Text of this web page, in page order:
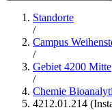
Standorte
/
Campus
/
Gebiet 4200 Mitte
/
Chemie
4212.01.214